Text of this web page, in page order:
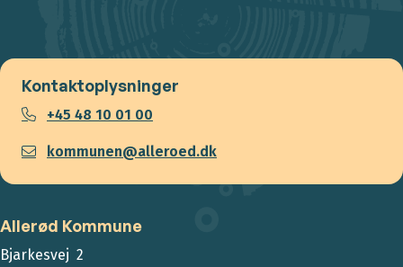
Kontaktoplysninger
+45 48 10 01 00
kommunen@alleroed.dk
Allerød Kommune
Bjarkesvej 2